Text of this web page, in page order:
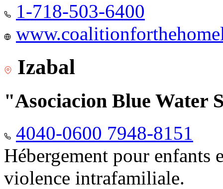
1-718-503-6400
Izabal
"Asociacion Blue Water
4040-0600 7948-8151
Hébergement pour enfants
violence intrafamiliale.